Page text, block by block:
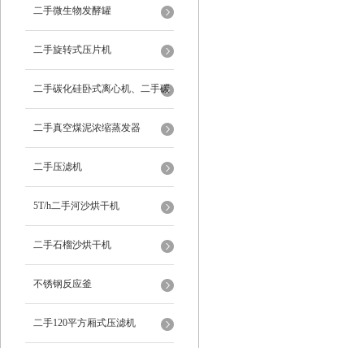
二手微生物发酵罐
二手旋转式压片机
二手碳化硅卧式离心机、二手碳
化硅分级机、二手碳化硅水洗离
心机
二手真空煤泥浓缩蒸发器
二手压滤机
5T/h二手河沙烘干机
二手石榴沙烘干机
不锈钢反应釜
二手120平方厢式压滤机